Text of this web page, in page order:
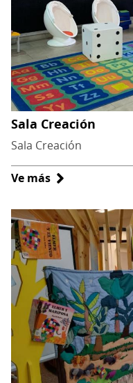
Sala Creación
Sala Creación
Ve más sobre
Creación